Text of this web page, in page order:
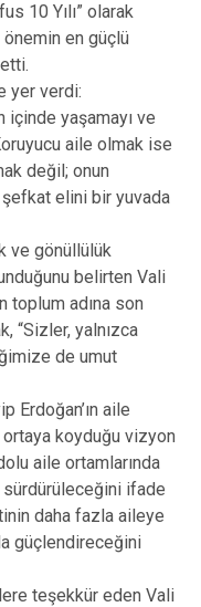
10 Yılı” olarak
en güçlü
yer verdi:
içinde yaşamayı ve
aile olmak ise
değil; onun
elini bir yuvada
ve gönüllülük
belirten Vali
toplum adına son
“Sizler, yalnızca
de umut
Erdoğan’ın aile
koyduğu vizyon
aile ortamlarında
sürdürüleceğini ifade
daha fazla aileye
güçlendireceğini
teşekkür eden Vali